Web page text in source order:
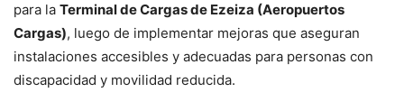
para la Terminal de Cargas de Ezeiza (Aeropuertos
Cargas), luego de implementar mejoras que aseguran
instalaciones accesibles y adecuadas para personas con
discapacidad y movilidad reducida.